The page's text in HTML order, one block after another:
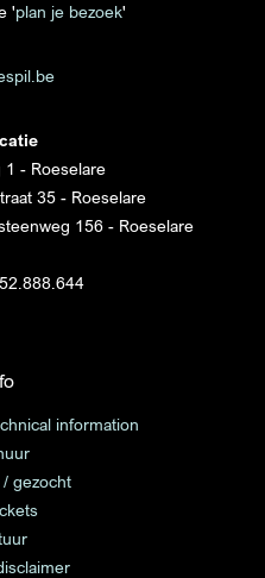
'plan je bezoek'
1 - Roeselare
35 - Roeselare
156 - Roeselare
information
gezocht